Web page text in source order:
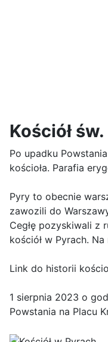
Kościół
Po upadku
kościoła. Parafia
Pyry to obecnie
zawozili do
Cegłę pozyskiwali z
kościół w Pyrach.
Link do historii
1 sierpnia 2023 o
Powstania na Placu